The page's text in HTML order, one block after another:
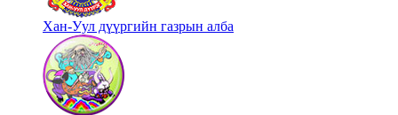
Хан-Уул дүүргийн газрын алба